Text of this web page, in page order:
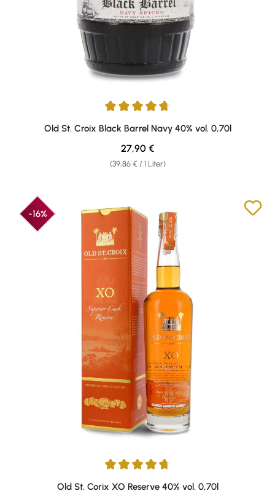
Durchschnittliche Bewertung von 4.83 von 5 Sternen
Old St. Croix Black Barrel Navy 40% vol. 0,70l
(39,86 € / 1 Liter)
Regulärer Preis:
27,90 €
-16%
Durchschnittliche Bewertung von 4.85 von 5 Sternen
Old St. Corix XO Reserve 40% vol. 0,70l